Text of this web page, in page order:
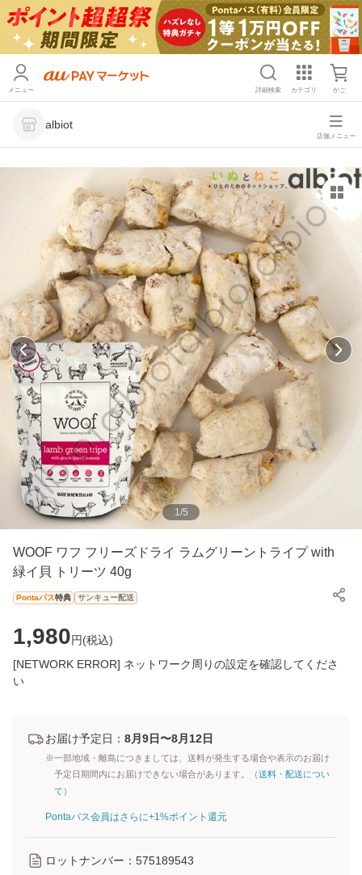
メニュー 詳細検索 カテゴリ かご
albiot
店舗メニュー
1/5
WOOF ワフ フリーズドライ ラムグリーントライプ with
緑イ貝 トリーツ 40g
Pontaパス特典 サンキュー配送
1,980円(税込)
[NETWORK ERROR] ネットワーク周りの設定を確認してくださ
い
お届け予定日： 8月9日〜8月12日
※一部地域・離島につきましては、送料が発生する場合や表示のお届け
予定日期間内にお届けできない場合があります。（送料・配送につい
て ）
Pontaパス会員はさらに+1%ポイント還元
ロットナンバー： 575189543